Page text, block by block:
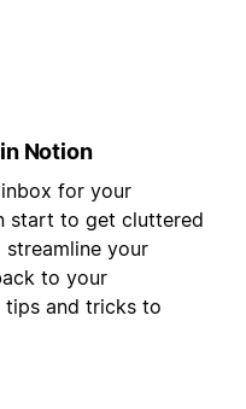
Notion
for your
start to get cluttered
your
to your
tips and tricks to